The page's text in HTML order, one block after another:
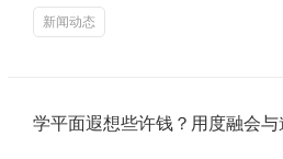
新闻动态
学平面遐想些许钱？用度融会与